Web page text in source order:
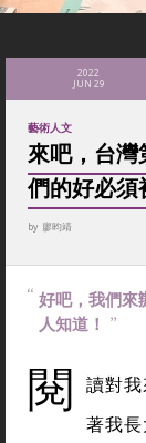
2022
JUN 29
藝術人文
來吧，台
們的好必須
by 廖昀靖
好吧，我們來
人知道！
閱 讀對
著我長